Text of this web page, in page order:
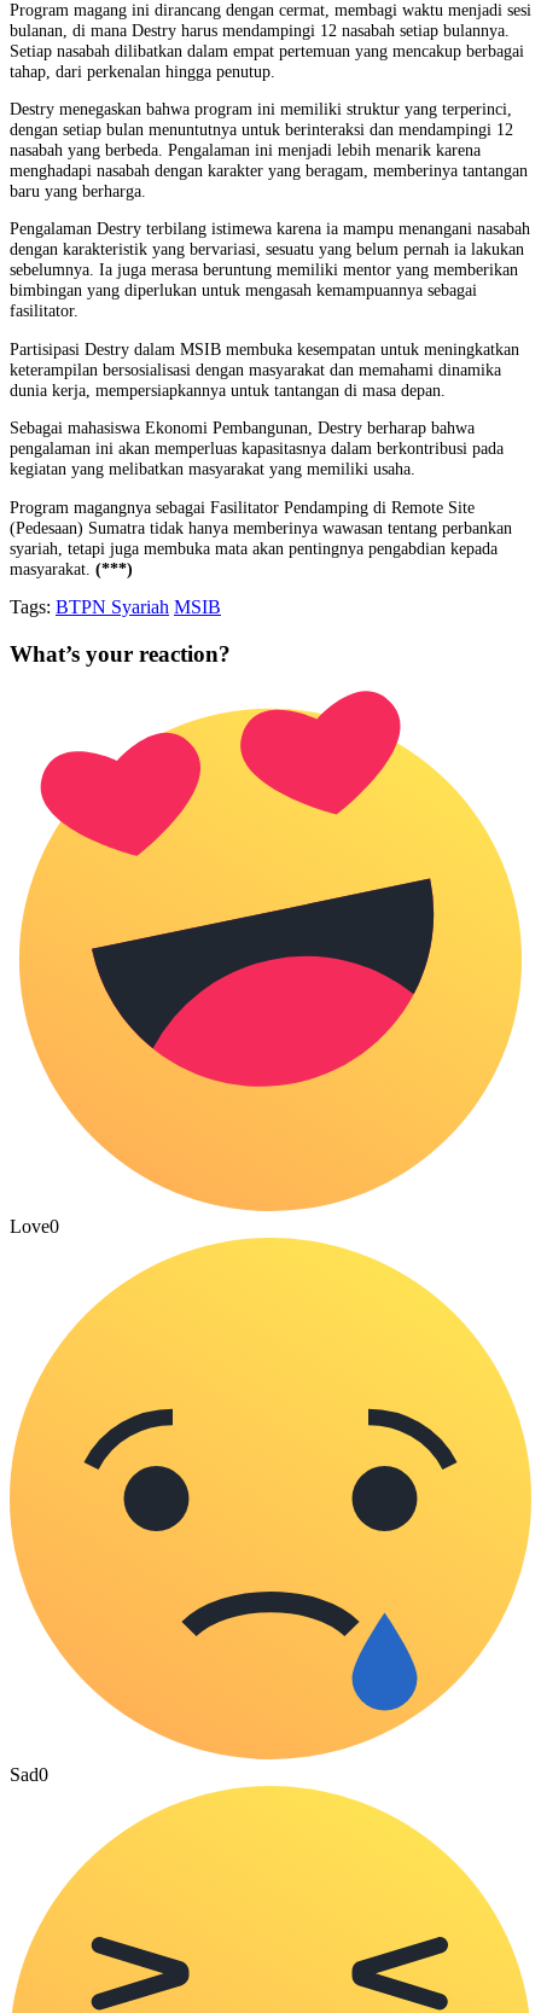
Program magang ini dirancang dengan cermat, membagi waktu menjadi sesi
bulanan, di mana Destry harus mendampingi 12 nasabah setiap bulannya.
Setiap nasabah dilibatkan dalam empat pertemuan yang mencakup berbagai
tahap, dari perkenalan hingga penutup.
Destry menegaskan bahwa program ini memiliki struktur yang terperinci,
dengan setiap bulan menuntutnya untuk berinteraksi dan mendampingi 12
nasabah yang berbeda. Pengalaman ini menjadi lebih menarik karena
menghadapi nasabah dengan karakter yang beragam, memberinya tantangan
baru yang berharga.
Pengalaman Destry terbilang istimewa karena ia mampu menangani nasabah
dengan karakteristik yang bervariasi, sesuatu yang belum pernah ia lakukan
sebelumnya. Ia juga merasa beruntung memiliki mentor yang memberikan
bimbingan yang diperlukan untuk mengasah kemampuannya sebagai
fasilitator.
Partisipasi Destry dalam MSIB membuka kesempatan untuk meningkatkan
keterampilan bersosialisasi dengan masyarakat dan memahami dinamika
dunia kerja, mempersiapkannya untuk tantangan di masa depan.
Sebagai mahasiswa Ekonomi Pembangunan, Destry berharap bahwa
pengalaman ini akan memperluas kapasitasnya dalam berkontribusi pada
kegiatan yang melibatkan masyarakat yang memiliki usaha.
Program magangnya sebagai Fasilitator Pendamping di Remote Site
(Pedesaan) Sumatra tidak hanya memberinya wawasan tentang perbankan
syariah, tetapi juga membuka mata akan pentingnya pengabdian kepada
masyarakat. (***)
Tags: BTPN Syariah MSIB
What’s your reaction?
Love0
Sad0